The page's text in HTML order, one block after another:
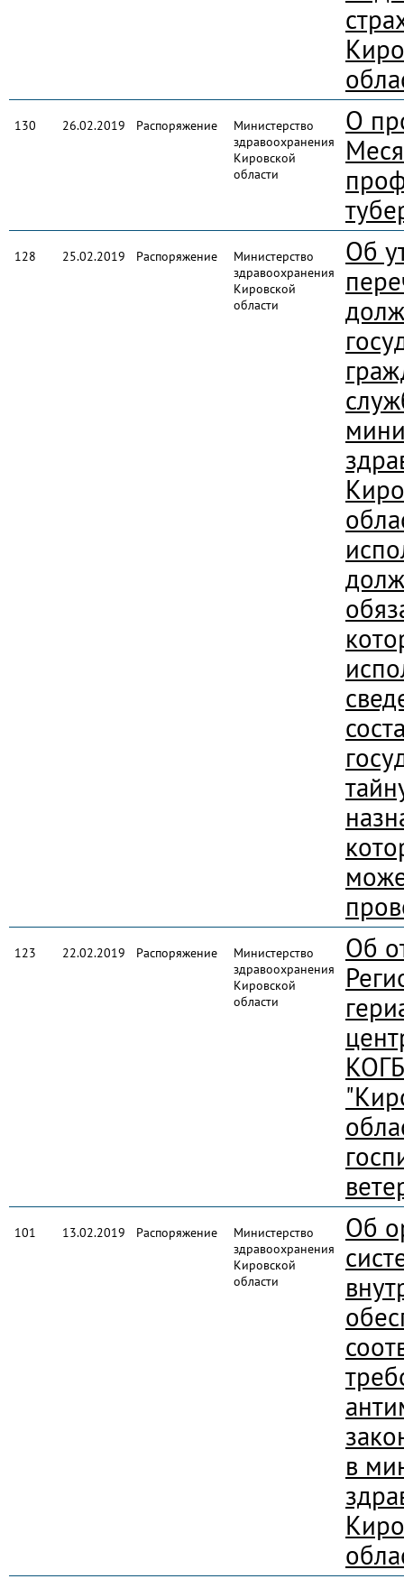
130 26.02.2019 Распоряжение
Министерство
здравоохранения
Кировской
области
О
128 25.02.2019 Распоряжение
Министерство
здравоохранения
Кировской
области
Об
123 22.02.2019 Распоряжение
Министерство
здравоохранения
Кировской
области
Об
101 13.02.2019 Распоряжение
Министерство
здравоохранения
Кировской
области
Об
в